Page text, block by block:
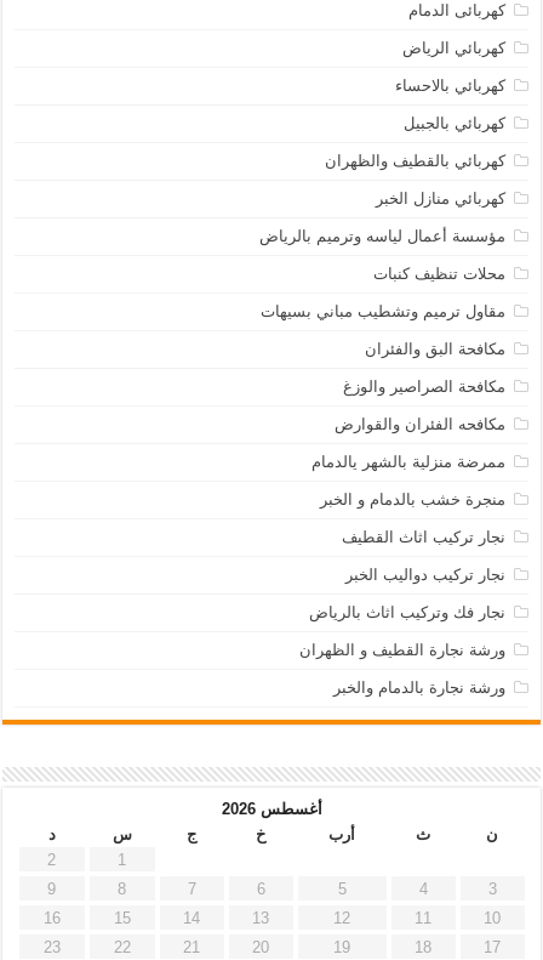
كهربائى الدمام
كهربائي الرياض
كهربائي بالاحساء
كهربائي بالجبيل
كهربائي بالقطيف والظهران
كهربائي منازل الخبر
مؤسسة أعمال لياسه وترميم بالرياض
محلات تنظيف كنبات
مقاول ترميم وتشطيب مباني بسيهات
مكافحة البق والفئران
مكافحة الصراصير والوزغ
مكافحه الفئران والقوارض
ممرضة منزلية بالشهر يالدمام
منجرة خشب بالدمام و الخبر
نجار تركيب اثاث القطيف
نجار تركيب دواليب الخبر
نجار فك وتركيب اثاث بالرياض
ورشة نجارة القطيف و الظهران
ورشة نجارة بالدمام والخبر
أغسطس 2026
ن
ث أرب خ ج س
د
1
2
3
4
5
6
7
8
9
10
11
12
13
14
15
16
17
18
19
20
21
22
23